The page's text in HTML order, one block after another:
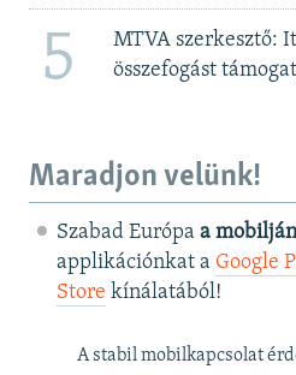
5
MTVA szerkesztő:
összefogást
Maradjon velünk!
Szabad Európa a mobilján
applikációnkat a Google
Store kínálatából!
A stabil mobilkapcsolat